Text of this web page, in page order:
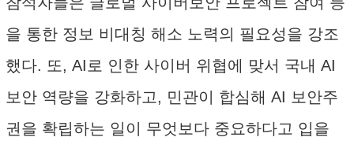
을 통한 정보 비대칭 해소 노력의 필요성을 강조
했다. 또, AI로 인한 사이버 위협에 맞서 국내 AI
보안 역량을 강화하고, 민관이 합심해 AI 보안주
권을 확립하는 일이 무엇보다 중요하다고 입을